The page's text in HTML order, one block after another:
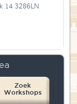
14 3286LN
Zoek
Workshops